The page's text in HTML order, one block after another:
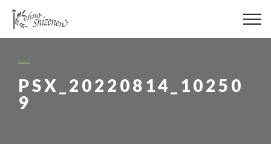
PSX_20220814_10250
9
メディア